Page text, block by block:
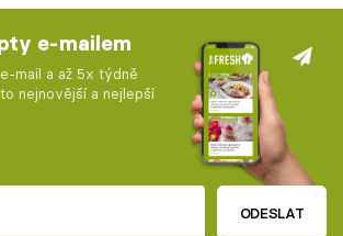
e-mailem
mail a až 5x týdně
nejnovější a nejlepší
ODESLAT